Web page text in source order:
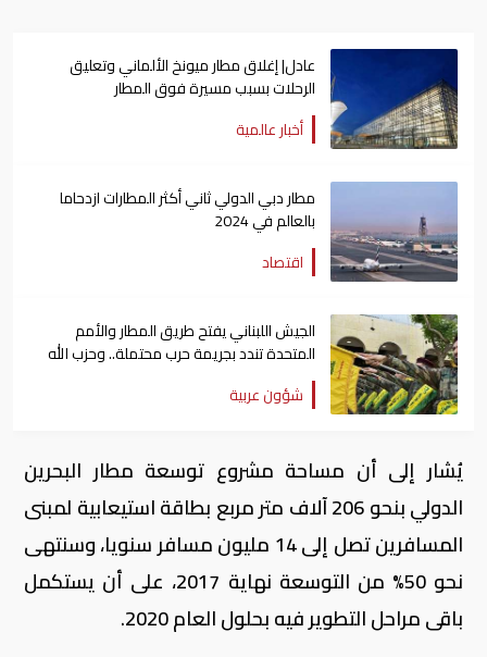
عادل| إغلاق مطار ميونخ الألماني وتعليق
الرحلات بسبب مسيرة فوق المطار
أخبار عالمية
مطار دبي الدولي ثاني أكثر المطارات ازدحاما
بالعالم في 2024
اقتصاد
الجيش اللبناني يفتح طريق المطار والأمم
المتحدة تندد بجريمة حرب محتملة.. وحزب الله
يرد
شؤون عربية
يُشار إلى أن مساحة مشروع توسعة مطار البحرين
الدولي بنحو 206 آلاف متر مربع بطاقة استيعابية لمبنى
المسافرين تصل إلى 14 مليون مسافر سنويا، وسنتهى
نحو 50% من التوسعة نهاية 2017، على أن يستكمل
باقى مراحل التطوير فيه بحلول العام 2020.